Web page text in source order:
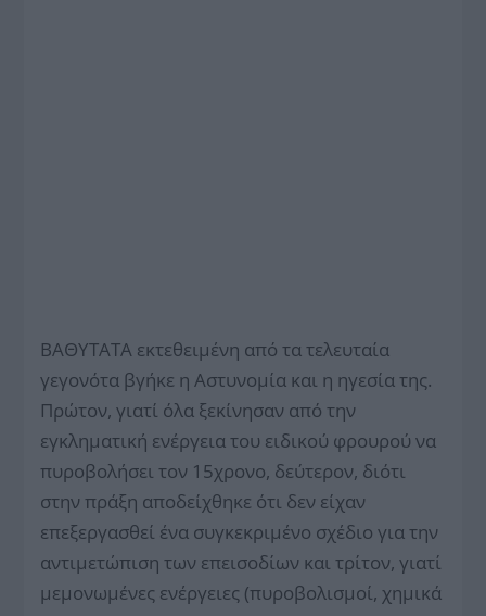
ΒΑΘΥΤΑΤΑ εκτεθειμένη από τα τελευταία
γεγονότα βγήκε η Αστυνομία και η ηγεσία της.
Πρώτον, γιατί όλα ξεκίνησαν από την
εγκληματική ενέργεια του ειδικού φρουρού να
πυροβολήσει τον 15χρονο, δεύτερον, διότι
στην πράξη αποδείχθηκε ότι δεν είχαν
επεξεργασθεί ένα συγκεκριμένο σχέδιο για την
αντιμετώπιση των επεισοδίων και τρίτον, γιατί
μεμονωμένες ενέργειες (πυροβολισμοί, χημικά